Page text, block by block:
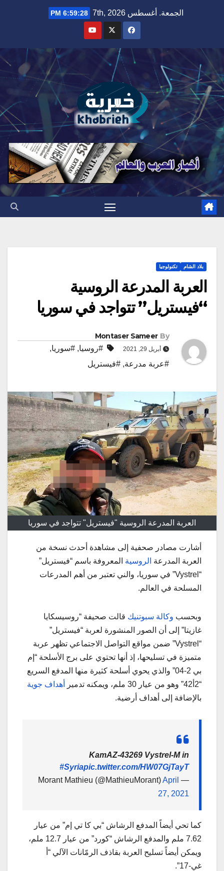
الجمعة. أغسطس 7th, 2026 6:59:29 PM
بلاد الشام تكنولوجيا
العربة المدرعة الروسية
“فيستريل” تتواجد في سوريا
By
Montaser Sameer
أبريل 29, 2021 #روسيا, #سوريا,
#عربة مدرعة, #فيستريل
العربة المدرعة الروسية "فيستريل" تتواجد في سوريا
أشارت مصادر صحفية إلى مشاهدة أحدث نسخة من
العربة المدرعة الروسية المعروفة باسم “فيستريل”
“Vystrel” في سوريا، والني تعتبر من أهم المدرعات
المسلحة في العالم.
وبحسب وكالة سبوتنيك قالت صحيفة “روسيسكايا
غازيتا” إلى أن الصور المنشورة لعربة “فيستريل”
“Vystrel” ضمن مواقع التواصل الاجتماعي تظهر عربة
متميزة في تسليحها، إذ أنها تحتوي على برج الأسلحة “إم
بي 2-04” والذي يحوي أسلحة كثيرة منها المدفع السريع
“2أ42” وهو من عيار 30 ملم، ويمكنه تدمير
أهداف جوية
بالإضافة إلى أهداف أرضية.
KamAZ-43269 Vystrel-M in
#Syriapic.twitter.com/HW07GjTayT
— Morant Mathieu (@MathieuMorant)
April
27, 2021
كما تحي أيضاً المدفع الرشاش “بي كا تي إم” من عيار
7.62 ملم والمدفع الرشاش “كورد” من عيار 12.7 ملم،
ويمكن أيضاً تسليح العربة بقاذف الرمّانات الآلي “أ
غي-17”.